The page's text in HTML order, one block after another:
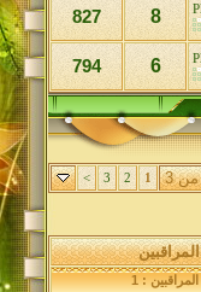
8
827
6
794
1
2
3
>
المراقبين
المراقبين : 1